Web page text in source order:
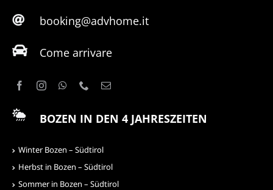
booking@advhome.it
Come arrivare
BOZEN IN DEN 4 JAHRESZEITEN
Winter Bozen – Südtirol
Herbst in Bozen – Südtirol
Sommer in Bozen – Südtirol